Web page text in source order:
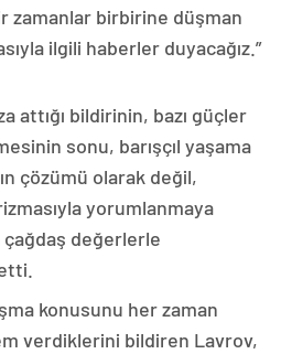
zamanlar birbirine düşman
ilgili haberler duyacağız.”
attığı bildirinin, bazı güçler
sonu, barışçıl yaşama
çözümü olarak değil,
yorumlanmaya
çağdaş değerlerle
konusunu her zaman
verdiklerini bildiren Lavrov,